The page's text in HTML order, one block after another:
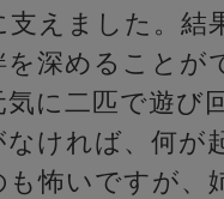
支えました。結
深めることが
に二匹で遊び
なければ、何が
怖いですが、